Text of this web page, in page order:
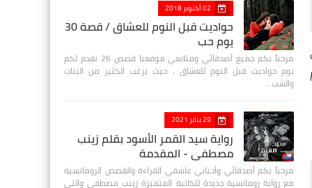
02 أكتوبر 2018
حواديت قبل النوم للعشاق / قصة 30
يوم حب
مرحباً بكم جميع أصدقائي ومتابعي موقعنا قصص 26 نقدم لكم
يوم حواديت قبل النوم للعشاق ، حيث يرغب الكثير من البنات
والشب…
29 يناير 2021
رواية سيد القمر الأسود بقلم زينب
مصطفي - المقدمة
مرحباً بكم أصدقائي وأحبابي عاشقي القراءة والقصص الرومانسية
مع رواية رومانسية جديدة للكاتبة المتميزة زينب مصطفى والتي